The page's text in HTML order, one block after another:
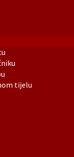
tijelu